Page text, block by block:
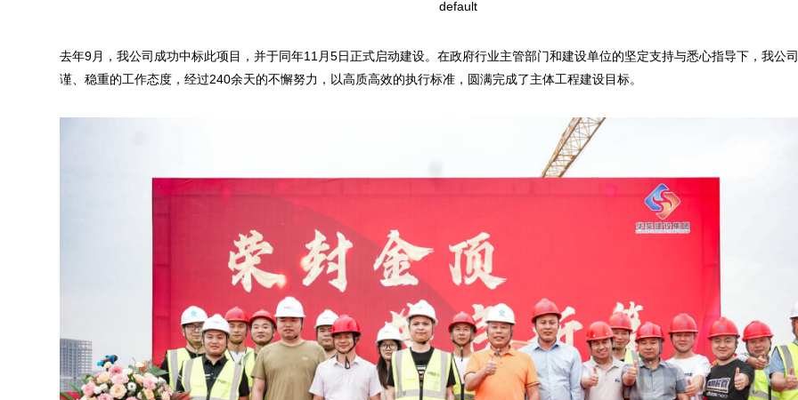
default
去年9月，我公司成功中标此项目，并于同年11月5日正式启动建设。在政府行业主管部门和建设单位的坚定支持与悉心指导下，我公
谨、稳重的工作态度，经过240余天的不懈努力，以高质高效的执行标准，圆满完成了主体工程建设目标。